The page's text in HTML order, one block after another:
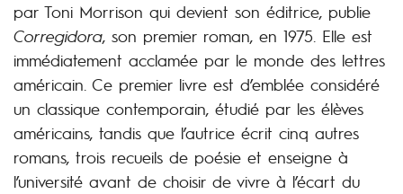
par Toni Morrison qui devient son éditrice, publie
Corregidora, son premier roman, en 1975. Elle est
immédiatement acclamée par le monde des lettres
américain. Ce premier livre est d’emblée considéré
un classique contemporain, étudié par les élèves
américains, tandis que l’autrice écrit cinq autres
romans, trois recueils de poésie et enseigne à
l’université avant de choisir de vivre à l’écart du